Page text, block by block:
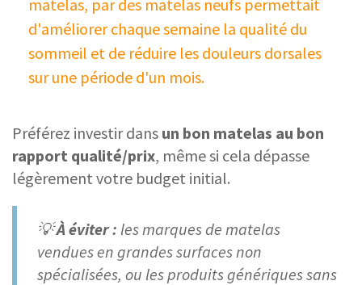
matelas, par des matelas neufs permettait
d'améliorer chaque semaine la qualité du
sommeil et de réduire les douleurs dorsales
sur une période d'un mois.
Préférez investir dans un bon matelas au bon
rapport qualité/prix, même si cela dépasse
légèrement votre budget initial.
💡À éviter : les marques de matelas
vendues en grandes surfaces non
spécialisées, ou les produits génériques sans